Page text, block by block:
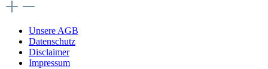
Unsere AGB
Datenschutz
Disclaimer
Impressum